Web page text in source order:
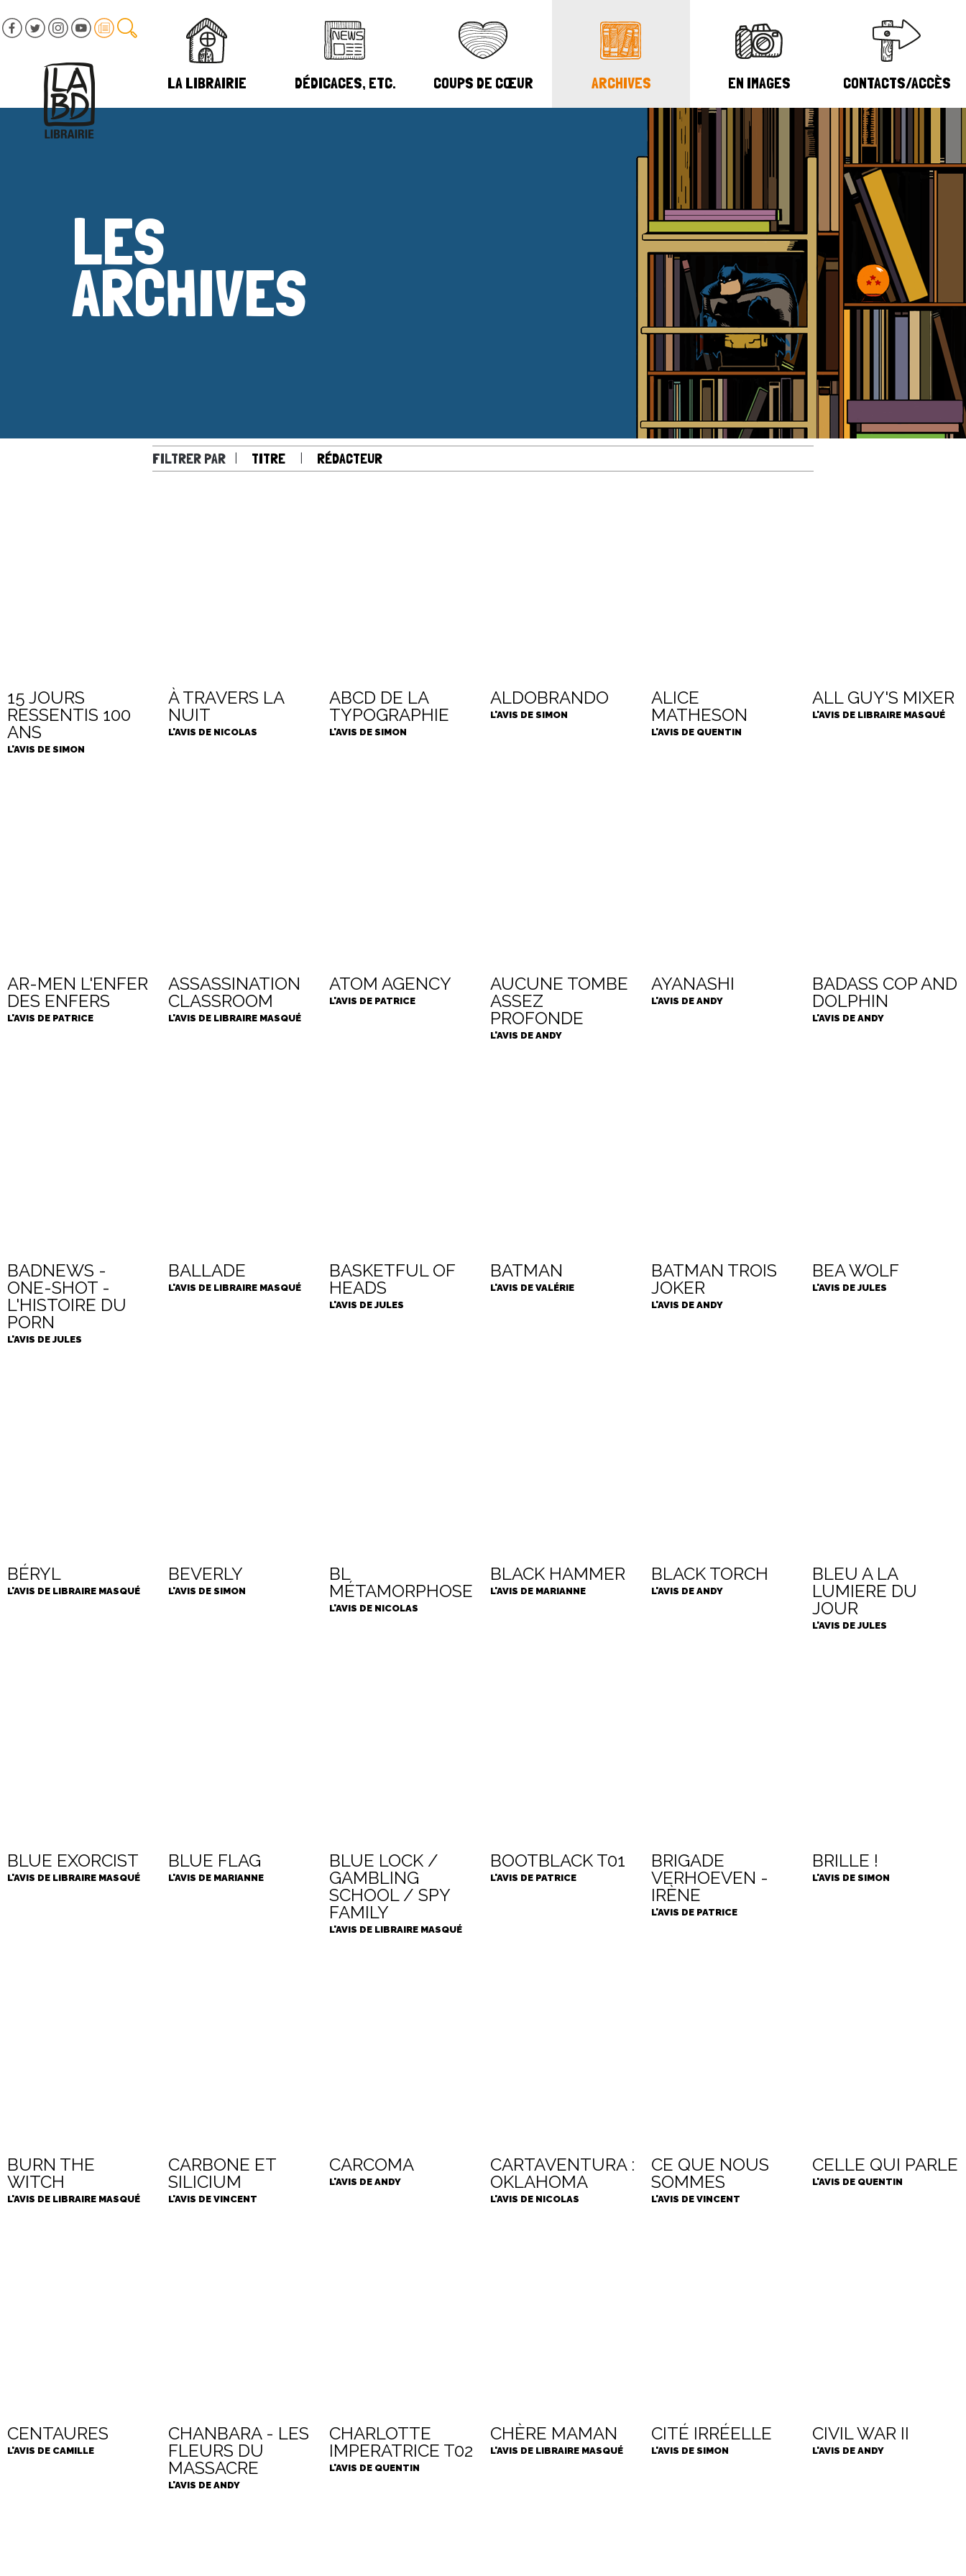
LA LIBRAIRIE DÉDICACES, ETC. COUPS DE CŒUR ARCHIVES EN IMAGES CONTACTS/ACCÈS
LES
ARCHIVES
FILTRER PAR
15 JOURS
RESSENTIS 100
ANS
L'AVIS DE SIMON
À TRAVERS LA
NUIT
L'AVIS DE NICOLAS
ABCD DE LA
TYPOGRAPHIE
L'AVIS DE SIMON
ALDOBRANDO
L'AVIS DE SIMON
ALICE
MATHESON
L'AVIS DE QUENTIN
ALL GUY'S MIXER
L'AVIS DE LIBRAIRE MASQUÉ
AR-MEN L'ENFER
DES ENFERS
L'AVIS DE PATRICE
ASSASSINATION
CLASSROOM
L'AVIS DE LIBRAIRE MASQUÉ
ATOM AGENCY
L'AVIS DE PATRICE
AUCUNE TOMBE
ASSEZ
PROFONDE
L'AVIS DE ANDY
AYANASHI
L'AVIS DE ANDY
BADASS COP AND
DOLPHIN
L'AVIS DE ANDY
BADNEWS -
ONE-SHOT -
L'HISTOIRE DU
PORN
L'AVIS DE JULES
BALLADE
L'AVIS DE LIBRAIRE MASQUÉ
BASKETFUL OF
HEADS
L'AVIS DE JULES
BATMAN
L'AVIS DE VALÉRIE
BATMAN TROIS
JOKER
L'AVIS DE ANDY
BEA WOLF
L'AVIS DE JULES
BÉRYL
L'AVIS DE LIBRAIRE MASQUÉ
BEVERLY
L'AVIS DE SIMON
BL
MÉTAMORPHOSE
L'AVIS DE NICOLAS
BLACK HAMMER
L'AVIS DE MARIANNE
BLACK TORCH
L'AVIS DE ANDY
BLEU A LA
LUMIERE DU
JOUR
L'AVIS DE JULES
BLUE EXORCIST
L'AVIS DE LIBRAIRE MASQUÉ
BLUE FLAG
L'AVIS DE MARIANNE
BLUE LOCK /
GAMBLING
SCHOOL / SPY
FAMILY
L'AVIS DE LIBRAIRE MASQUÉ
BOOTBLACK T01
L'AVIS DE PATRICE
BRIGADE
VERHOEVEN -
IRÈNE
L'AVIS DE PATRICE
BRILLE !
L'AVIS DE SIMON
BURN THE
WITCH
L'AVIS DE LIBRAIRE MASQUÉ
CARBONE ET
SILICIUM
L'AVIS DE VINCENT
CARCOMA
L'AVIS DE ANDY
CARTAVENTURA :
OKLAHOMA
L'AVIS DE NICOLAS
CE QUE NOUS
SOMMES
L'AVIS DE VINCENT
CELLE QUI PARLE
L'AVIS DE QUENTIN
CENTAURES
L'AVIS DE CAMILLE
CHANBARA - LES
FLEURS DU
MASSACRE
L'AVIS DE ANDY
CHARLOTTE
IMPERATRICE T02
L'AVIS DE QUENTIN
CHÈRE MAMAN
L'AVIS DE LIBRAIRE MASQUÉ
CITÉ IRRÉELLE
L'AVIS DE SIMON
CIVIL WAR II
L'AVIS DE ANDY